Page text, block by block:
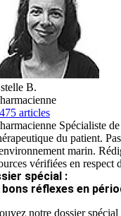
B.
articles
Spécialiste
du patient.
marin.
vérifiées en respect
spécial :
bons réflexes en
notre dossier